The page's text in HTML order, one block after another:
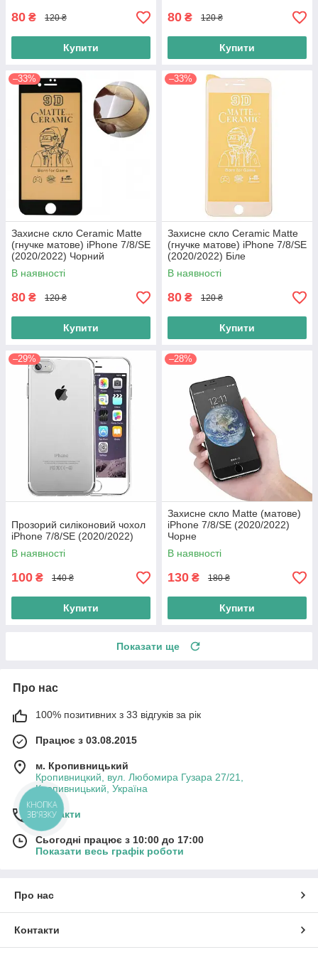
80 ₴ 120 ₴
Купити
80 ₴ 120 ₴
Купити
–33%
Захисне скло Ceramic Matte
(гнучке матове) iPhone 7/8/SE
(2020/2022) Чорний
В наявності
80 ₴ 120 ₴
Купити
–33%
Захисне скло Ceramic Matte
(гнучке матове) iPhone 7/8/SE
(2020/2022) Біле
В наявності
80 ₴ 120 ₴
Купити
–29%
Прозорий силіконовий чохол
iPhone 7/8/SE (2020/2022)
В наявності
100 ₴ 140 ₴
Купити
–28%
Захисне скло Matte (матове)
iPhone 7/8/SE (2020/2022)
Чорне
В наявності
130 ₴ 180 ₴
Купити
Показати ще
Про нас
100% позитивних з 33 відгуків за рік
Працює з 03.08.2015
м. Кропивницький
Кропивницкий, вул. Любомира Гузара 27/21,
Кропивницький, Україна
Контакти
Сьогодні працює з 10:00 до 17:00
Показати весь графік роботи
Про нас
Контакти
КНОПКА
ЗВ'ЯЗКУ